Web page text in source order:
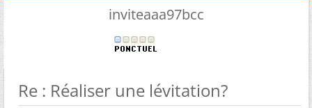
inviteaaa97bcc
Re : Réaliser une lévitation?